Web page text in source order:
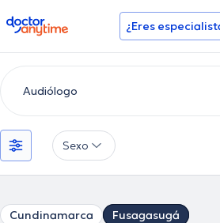
doctoranytime ¿Eres
Sexo
Cundinamarca Fusagasugá